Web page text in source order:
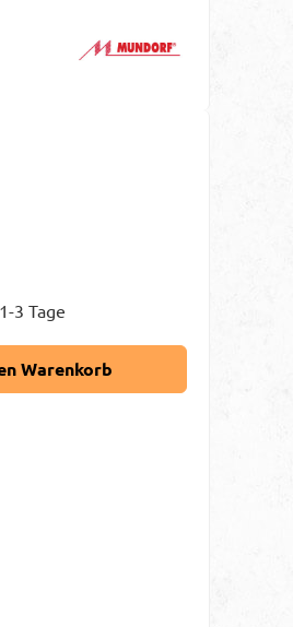
3 Tage
oder benutze die Schaltflächen um die
Warenkorb